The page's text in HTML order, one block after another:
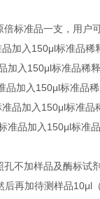
标准品一支，用户
加入150μl标准品稀
加入150μl标准品稀
品加入150μl标准品
品加入150μl标准品
准品加入150μl标准
不加样品及酶标试
再加待测样品10μl